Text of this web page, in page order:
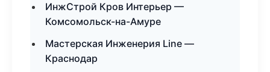
ИнжСтрой Кров Интерьер —
Комсомольск-на-Амуре
Мастерская Инженерия Line —
Краснодар